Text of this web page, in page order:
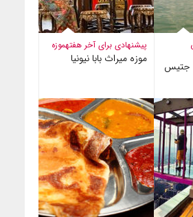
پیشنهادی برای آخر هفتهموزه
موزه میراث بابا نیونیا
جتیس